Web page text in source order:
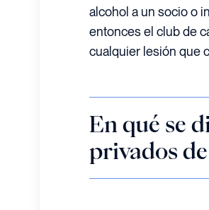
alcohol a un socio o
entonces el club de
cualquier lesión que
En qué se
privados